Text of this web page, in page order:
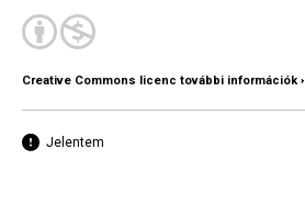
Creative Commons licenc további információk ›
Jelentem